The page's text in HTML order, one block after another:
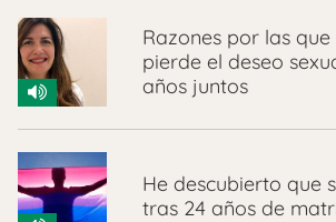
Razones por las
pierde el deseo
años juntos
He descubierto que
tras 24 años de